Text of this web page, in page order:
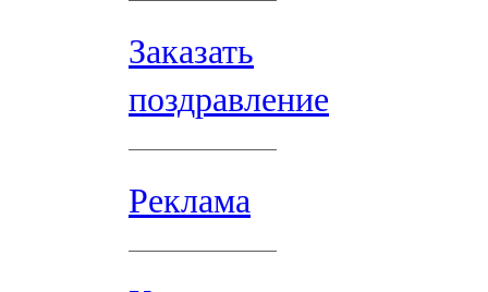
Заказать
поздравление
Реклама